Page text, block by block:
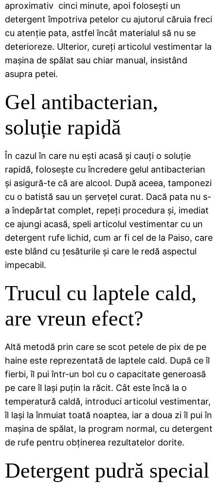
aproximativ cinci minute, apoi folosești un
detergent împotriva petelor cu ajutorul căruia freci
cu atenție pata, astfel încât materialul să nu se
deterioreze. Ulterior, cureți articolul vestimentar la
mașina de spălat sau chiar manual, insistând
asupra petei.
Gel antibacterian,
soluție rapidă
În cazul în care nu ești acasă și cauți o soluție
rapidă, folosește cu încredere gelul antibacterian
și asigură-te că are alcool. După aceea, tamponezi
cu o batistă sau un șervețel curat. Dacă pata nu s-
a îndepărtat complet, repeți procedura și, imediat
ce ajungi acasă, speli articolul vestimentar cu un
detergent rufe lichid, cum ar fi cel de la Paiso, care
este blând cu țesăturile și care le redă aspectul
impecabil.
Trucul cu laptele cald,
are vreun efect?
Altă metodă prin care se scot petele de pix de pe
haine este reprezentată de laptele cald. După ce îl
fierbi, îl pui într-un bol cu o capacitate generoasă
pe care îl lași puțin la răcit. Cât este încă la o
temperatură caldă, introduci articolul vestimentar,
îl lași la înmuiat toată noaptea, iar a doua zi îl pui în
mașina de spălat, la program normal, cu detergent
de rufe pentru obținerea rezultatelor dorite.
Detergent pudră special